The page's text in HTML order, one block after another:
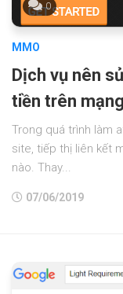
0
MMO
Dịch vụ nên
tiền trên mạng
Trong quá trình làm
site, tiếp thị liên kết
nào. Thay...
07/06/2019